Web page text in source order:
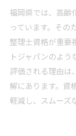
福岡県では、高齢
っています。その
整理士資格が重要
トジャパンのよ
評価される理由は
解にあります。資
軽減し、スムーズ